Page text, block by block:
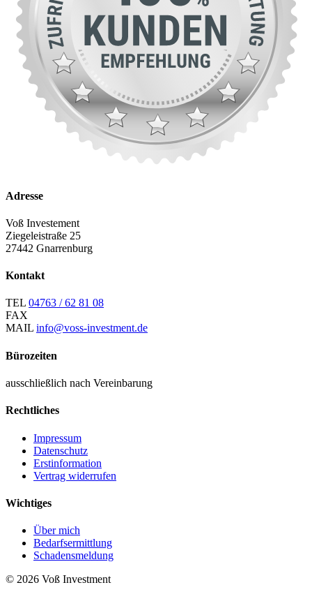
Adresse
Voß Investement
Ziegeleistraße 25
27442 Gnarrenburg
Kontakt
TEL 04763 / 62 81 08
FAX
MAIL info@voss-investment.de
Bürozeiten
ausschließlich nach Vereinbarung
Rechtliches
Impressum
Datenschutz
Erstinformation
Vertrag widerrufen
Wichtiges
Über mich
Bedarfsermittlung
Schadensmeldung
© 2026 Voß Investment